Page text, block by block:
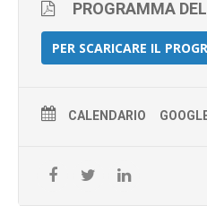
PROGRAMMA
PER SCARICARE IL
CALENDARIO